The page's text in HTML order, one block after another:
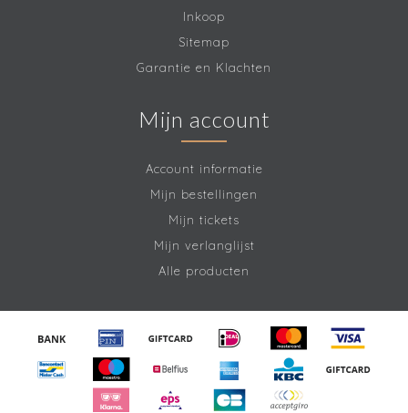
Inkoop
Sitemap
Garantie en Klachten
Mijn account
Account informatie
Mijn bestellingen
Mijn tickets
Mijn verlanglijst
Alle producten